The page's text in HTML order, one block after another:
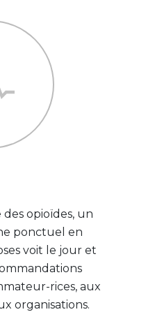
des opioïdes, un
ponctuel en
voit le jour et
rices, aux
organisations.